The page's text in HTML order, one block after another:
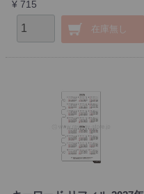
¥ 715
在庫無し